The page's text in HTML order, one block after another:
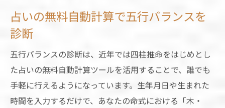
占いの無料自動計算で五行バランスを
診断
五行バランスの診断は、近年では四柱推命をはじめとし
た占いの無料自動計算ツールを活用することで、誰でも
手軽に行えるようになっています。生年月日や生まれた
時間を入力するだけで、あなたの命式における「木・